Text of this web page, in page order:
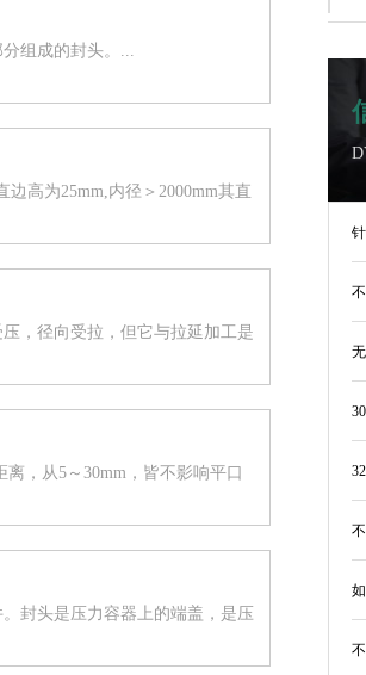
组成的封头。...
边高为25mm,内径＞2000mm其直
，径向受拉，但它与拉延加工是
，从5～30mm，皆不影响平口
封头是压力容器上的端盖，是压